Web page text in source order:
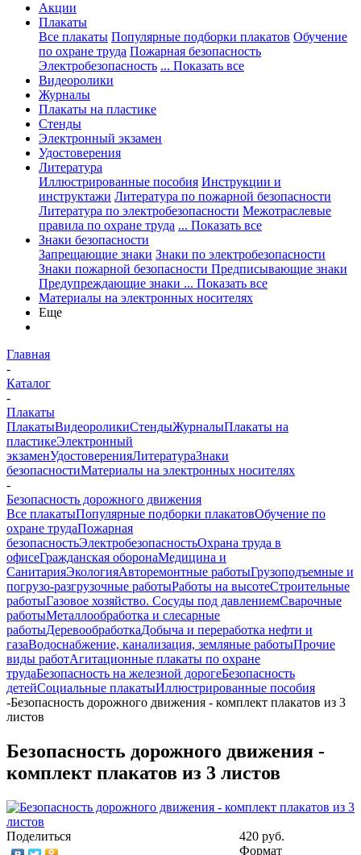
Акции
Плакаты
Все плакаты Популярные подборки плакатов Обучение
по охране труда Пожарная безопасность
Электробезопасность ... Показать все
Видеоролики
Журналы
Плакаты на пластике
Стенды
Электронный экзамен
Удостоверения
Литература
Иллюстрированные пособия Инструкции и
инструктажи Литература по пожарной безопасности
Литература по электробезопасности Межотраслевые
правила по охране труда ... Показать все
Знаки безопасности
Запрещающие знаки Знаки по электробезопасности
Знаки пожарной безопасности Предписывающие знаки
Предупреждающие знаки ... Показать все
Материалы на электронных носителях
Еще
Главная
-
Каталог
-
Плакаты
ПлакатыВидеороликиСтендыЖурналыПлакаты на
пластикеЭлектронный
экзаменУдостоверенияЛитератураЗнаки
безопасностиМатериалы на электронных носителях
-
Безопасность дорожного движения
Все плакатыПопулярные подборки плакатовОбучение по
охране трудаПожарная
безопасностьЭлектробезопасностьОхрана труда в
офисеГражданская оборонаМедицина и
СанитарияЭкологияАвторемонтные работыГрузоподъемные и
погрузо-разгрузочные работыРаботы на высотеСтроительные
работыГазовое хозяйство. Сосуды под давлениемСварочные
работыМеталлообработка и слесарные
работыДеревообработкаДобыча и переработка нефти и
газаВодоснабжение, канализация, земляные работыПрочие
виды работАгитационные плакаты по охране
трудаБезопасность на железной дорогеБезопасность
детейСоциальные плакатыИллюстрированные пособия
-Безопасность дорожного движения - комплект плакатов из 3
листов
Безопасность дорожного движения -
комплект плакатов из 3 листов
Поделиться
420 руб.
Формат